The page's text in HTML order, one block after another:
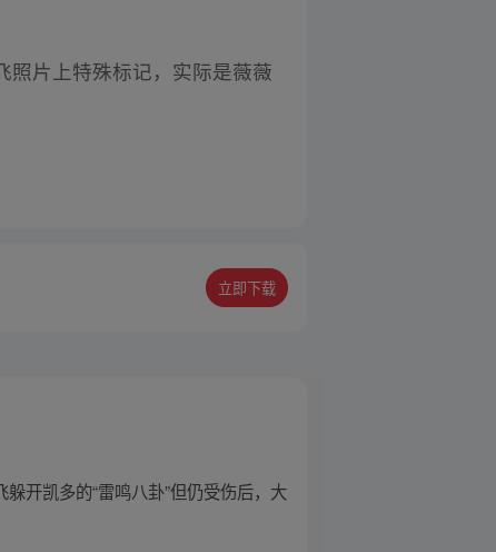
照片上特殊标记，实际是薇薇
立即下载
开凯多的“雷鸣八卦”但仍受伤后，大